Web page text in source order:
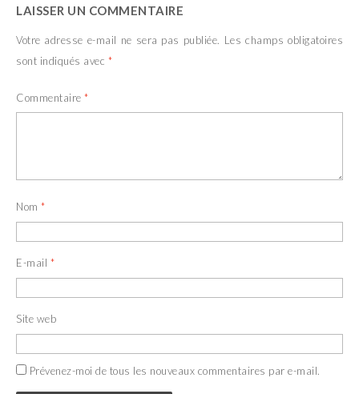
LAISSER UN COMMENTAIRE
Votre adresse e-mail ne sera pas publiée. Les champs obligatoires
sont indiqués avec *
Commentaire *
Nom *
E-mail *
Site web
Prévenez-moi de tous les nouveaux commentaires par e-mail.